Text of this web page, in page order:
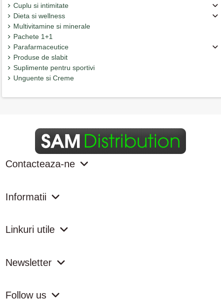
Cuplu si intimitate
Dieta si wellness
Multivitamine si minerale
Pachete 1+1
Parafarmaceutice
Produse de slabit
Suplimente pentru sportivi
Unguente si Creme
Contacteaza-ne
Informatii
Linkuri utile
Newsletter
Follow us